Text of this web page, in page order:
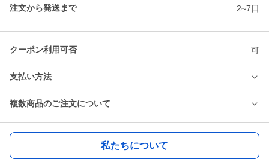
注文から発送まで 2~7日
クーポン利用可否 可
支払い方法
複数商品のご注文について
私たちについて